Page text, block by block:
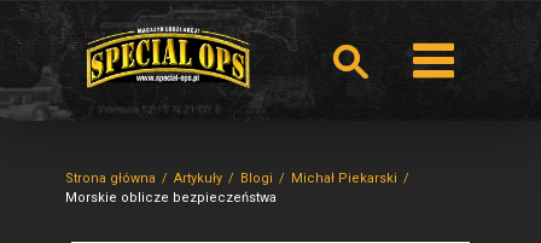
Strona główna Artykuły Blogi
Michał Piekarski
Morskie oblicze bezpieczeństwa